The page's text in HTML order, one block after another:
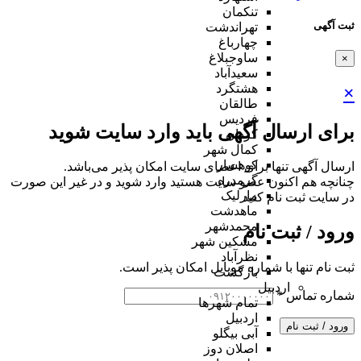
ثبت آگهی
×
×
برای ارسال آگهی باید وارد سایت شوید
ارسال آگهی تنها برای اعضای سایت امکان پذیر می‌باشد.
چنانچه هم‌ اکنون عضو سایت هستید وارد شوید و در غیر این صورت
در سایت ثبت نام کنید
ورود / ثبت نام
ثبت نام تنها با شماره موبایل امکان پذیر است.
شماره تماس*
ورود / ثبت نام
تنکمان
تهراندشت
چهارباغ
ساوجبلاغ
سعیدآباد
هشتگرد
طالقان
فردیس
کردان
کمال شهر
کوهسار
گرمدره
مارلیک
ماهدشت
محمدشهر
مشکین شهر
نظرآباد
بازگشت
اردبیل
تمام شهر‌ها
اردبیل
آبی بیگلو
اصلان دوز